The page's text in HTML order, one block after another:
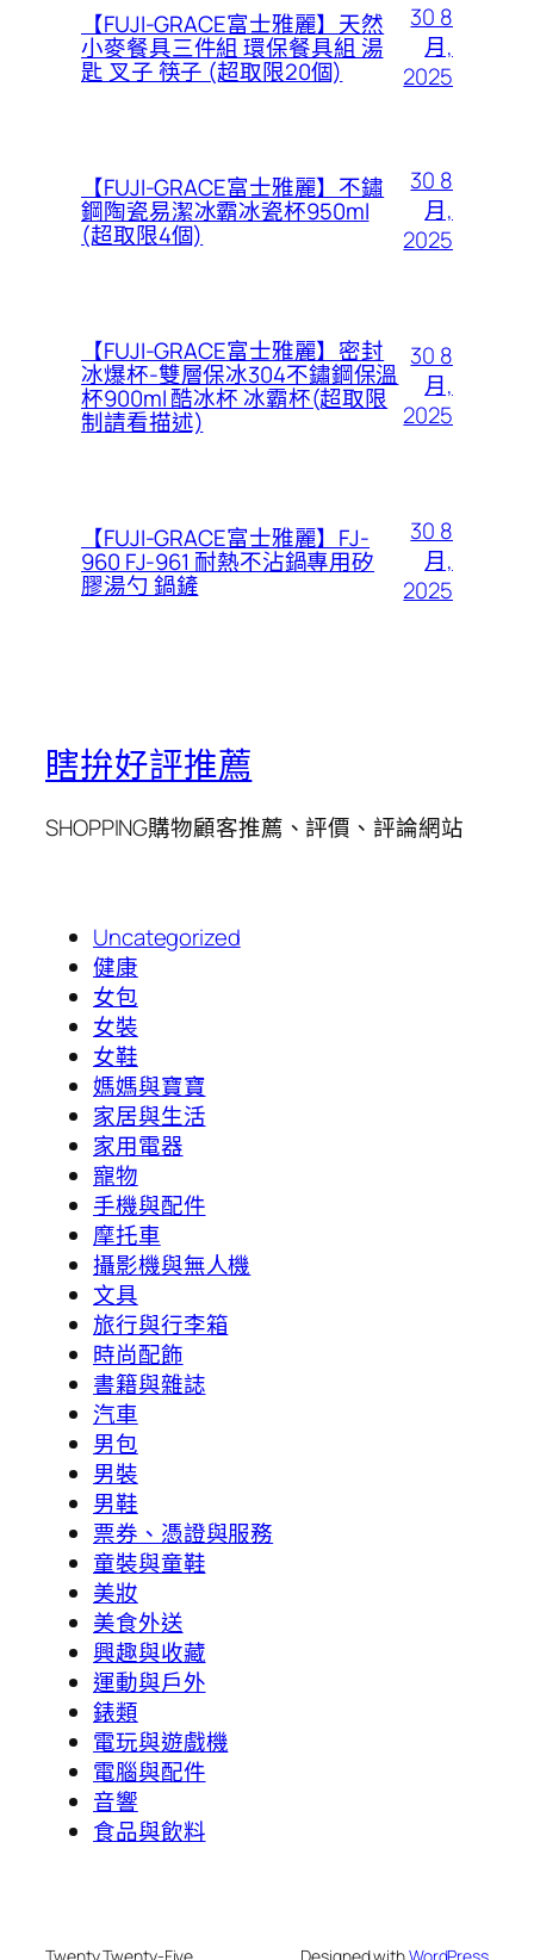
【FUJI-GRACE富士雅麗】天然
小麥餐具三件組 環保餐具組 湯
匙 叉子 筷子 (超取限20個)
30 8
月,
2025
【FUJI-GRACE富士雅麗】不鏽
鋼陶瓷易潔冰霸冰瓷杯950ml
(超取限4個)
30 8
月,
2025
【FUJI-GRACE富士雅麗】密封
冰爆杯-雙層保冰304不鏽鋼保溫
杯900ml 酷冰杯 冰霸杯(超取限
制請看描述)
30 8
月,
2025
【FUJI-GRACE富士雅麗】FJ-
960 FJ-961 耐熱不沾鍋專用矽
膠湯勺 鍋鏟
30 8
月,
2025
瞎拚好評推薦
SHOPPING購物顧客推薦、評價、評論網站
Uncategorized
健康
女包
女裝
女鞋
媽媽與寶寶
家居與生活
家用電器
寵物
手機與配件
摩托車
攝影機與無人機
文具
旅行與行李箱
時尚配飾
書籍與雜誌
汽車
男包
男裝
男鞋
票券、憑證與服務
童裝與童鞋
美妝
美食外送
興趣與收藏
運動與戶外
錶類
電玩與遊戲機
電腦與配件
音響
食品與飲料